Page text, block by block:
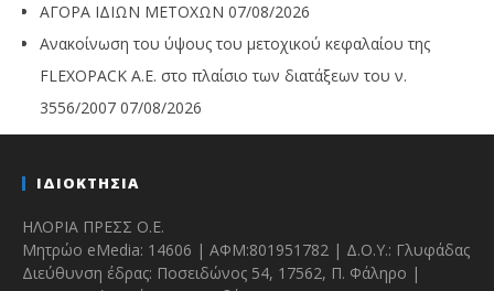
ΑΓΟΡΑ ΙΔΙΩΝ ΜΕΤΟΧΩΝ 07/08/2026
Ανακοίνωση του ύψους του μετοχικού κεφαλαίου της
FLEXOPACK A.E. στο πλαίσιο των διατάξεων του ν.
3556/2007 07/08/2026
ΙΔΙΟΚΤΗΣΙΑ
ΗΛΟΡΙΑ ΠΡΕΣΣ Ο.Ε.
Μητρώο eMedia: 14606 | ΑΦΜ:801951782 | Δ.Ο.Υ.: Γλυφάδας
Διεύθυνση έδρας: Ποσειδώνος 54, 17562, Π. Φάληρο |